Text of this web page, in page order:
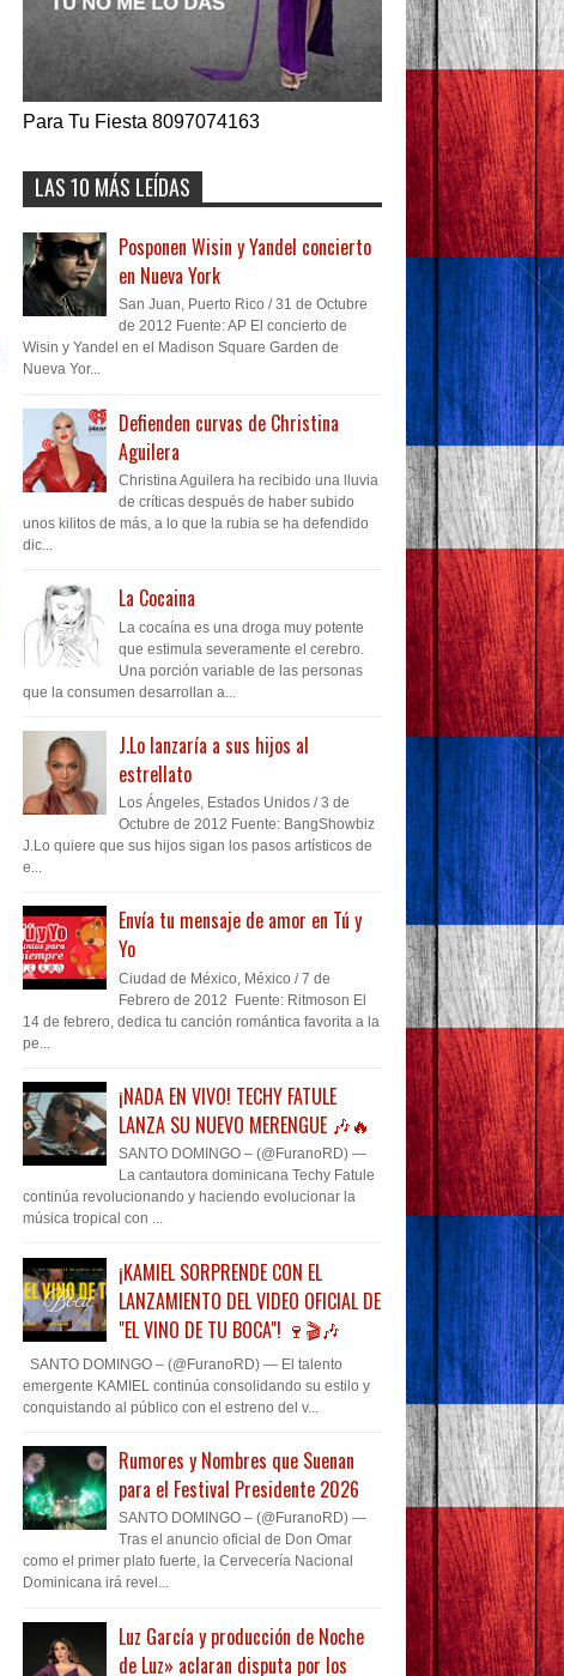
Para Tu Fiesta 8097074163
LAS 10 MÁS LEÍDAS
Posponen Wisin y Yandel concierto
en Nueva York
San Juan, Puerto Rico / 31 de Octubre
de 2012 Fuente: AP El concierto de
Wisin y Yandel en el Madison Square Garden de
Nueva Yor...
Defienden curvas de Christina
Aguilera
Christina Aguilera ha recibido una lluvia
de críticas después de haber subido
unos kilitos de más, a lo que la rubia se ha defendido
dic...
La Cocaina
La cocaína es una droga muy potente
que estimula severamente el cerebro.
Una porción variable de las personas
que la consumen desarrollan a...
J.Lo lanzaría a sus hijos al
estrellato
Los Ángeles, Estados Unidos / 3 de
Octubre de 2012 Fuente: BangShowbiz
J.Lo quiere que sus hijos sigan los pasos artísticos de
e...
Envía tu mensaje de amor en Tú y
Yo
Ciudad de México, México / 7 de
Febrero de 2012 Fuente: Ritmoson El
14 de febrero, dedica tu canción romántica favorita a la
pe...
¡NADA EN VIVO! TECHY FATULE
LANZA SU NUEVO MERENGUE 🎶🔥
SANTO DOMINGO – (@FuranoRD) —
La cantautora dominicana Techy Fatule
continúa revolucionando y haciendo evolucionar la
música tropical con ...
¡KAMIEL SORPRENDE CON EL
LANZAMIENTO DEL VIDEO OFICIAL DE
"EL VINO DE TU BOCA"! 🍷🎬🎶
SANTO DOMINGO – (@FuranoRD) — El talento
emergente KAMIEL continúa consolidando su estilo y
conquistando al público con el estreno del v...
Rumores y Nombres que Suenan
para el Festival Presidente 2026
SANTO DOMINGO – (@FuranoRD) —
Tras el anuncio oficial de Don Omar
como el primer plato fuerte, la Cervecería Nacional
Dominicana irá revel...
Luz García y producción de Noche
de Luz» aclaran disputa por los